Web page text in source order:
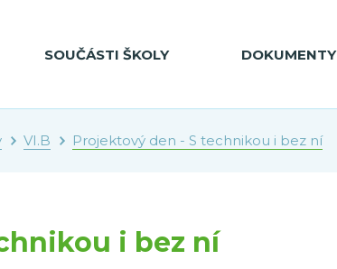
SOUČÁSTI ŠKOLY DOKUMENTY
VI.B Projektový den - S technikou i bez ní
i bez ní